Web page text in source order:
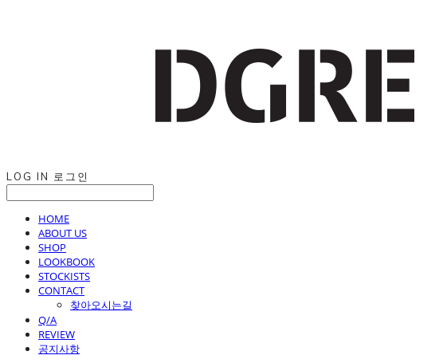
LOG IN 로그인
HOME
ABOUT US
SHOP
LOOKBOOK
STOCKISTS
CONTACT
찾아오시는길
Q/A
REVIEW
공지사항